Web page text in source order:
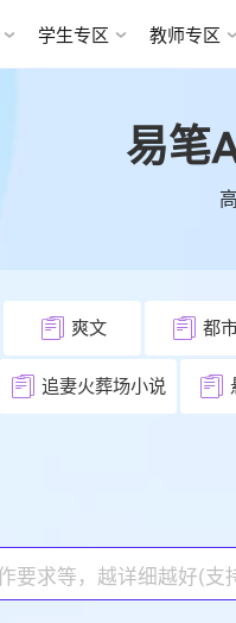
学生专区 教师专区
易笔
爽文 都
追妻火葬场小说